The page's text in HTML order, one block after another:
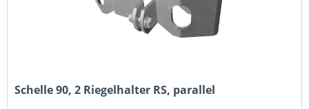
Schelle 90, 2 Riegelhalter RS, parallel